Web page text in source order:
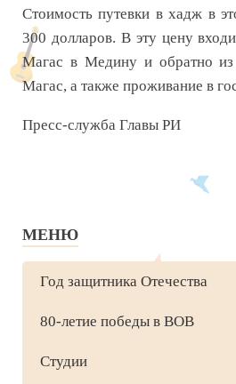
Стоимость путевки в хадж в
300 долларов. В эту цену
Магас в Медину и обратно
Магас, а также проживание в
Пресс-служба Главы РИ
МЕНЮ
Год защитника Отечества
80-летие победы в ВОВ
Студии